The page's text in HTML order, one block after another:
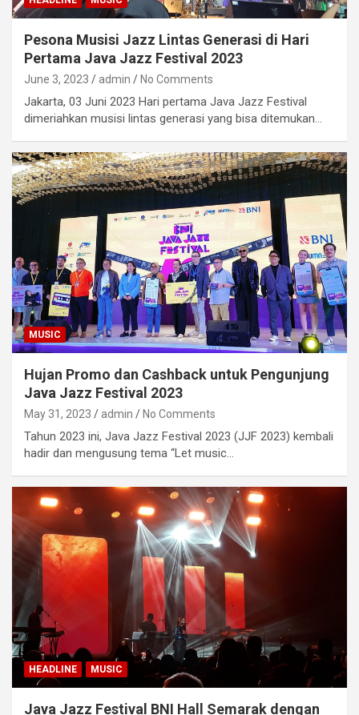
Pesona Musisi Jazz Lintas Generasi di Hari
Pertama Java Jazz Festival 2023
June 3, 2023 admin No Comments
Jakarta, 03 Juni 2023 Hari pertama Java Jazz Festival
dimeriahkan musisi lintas generasi yang bisa ditemukan…
MUSIC
Hujan Promo dan Cashback untuk Pengunjung
Java Jazz Festival 2023
May 31, 2023 admin No Comments
Tahun 2023 ini, Java Jazz Festival 2023 (JJF 2023) kembali
hadir dan mengusung tema “Let music…
HEADLINE MUSIC
Java Jazz Festival BNI Hall Semarak dengan